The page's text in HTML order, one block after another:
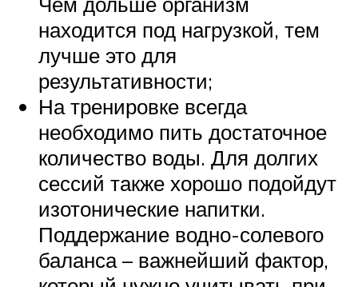
находится под нагрузкой, тем
лучше это для
результативности;
На тренировке всегда
необходимо пить достаточное
количество воды. Для долгих
сессий также хорошо подойдут
изотонические напитки.
Поддержание водно-солевого
баланса – важнейший фактор,